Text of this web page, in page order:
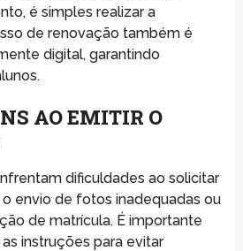
é simples realizar a
de renovação também é
digital, garantindo
AO EMITIR O
dificuldades ao solicitar
envio de fotos inadequadas ou
de matrícula. É importante
instruções para evitar